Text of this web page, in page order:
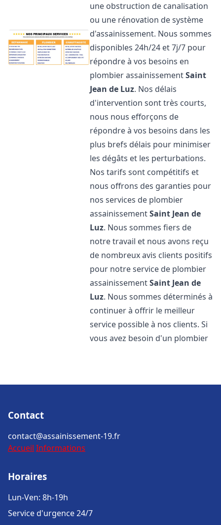
une obstruction de canalisation
ou une rénovation de système
d'assainissement. Nous sommes
disponibles 24h/24 et 7j/7 pour
répondre à vos besoins en
plombier assainissementSaint
Jean de Luz. Nos délais
d'intervention sont très courts,
nous nous efforçons de
répondre à vos besoins dans les
plus brefs délais pour minimiser
les dégâts et les perturbations.
Nos tarifs sont compétitifs et
nous offrons des garanties pour
nos services de plombier
assainissementSaint Jean de
Luz. Nous sommes fiers de
notre travail et nous avons reçu
de nombreux avis clients positifs
pour notre service de plombier
assainissementSaint Jean de
Luz. Nous sommes déterminés à
continuer à offrir le meilleur
service possible à nos clients. Si
vous avez besoin d'un plombier
Contact
contact@assainissement-19.fr
Accueil Informations
Horaires
Lun-Ven: 8h-19h
Service d'urgence 24/7